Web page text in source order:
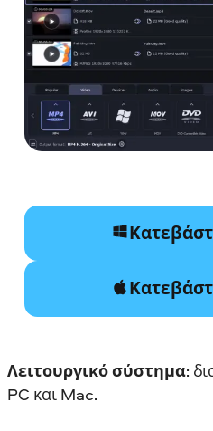
Λειτουργικό σύστημα:
PC και Mac.